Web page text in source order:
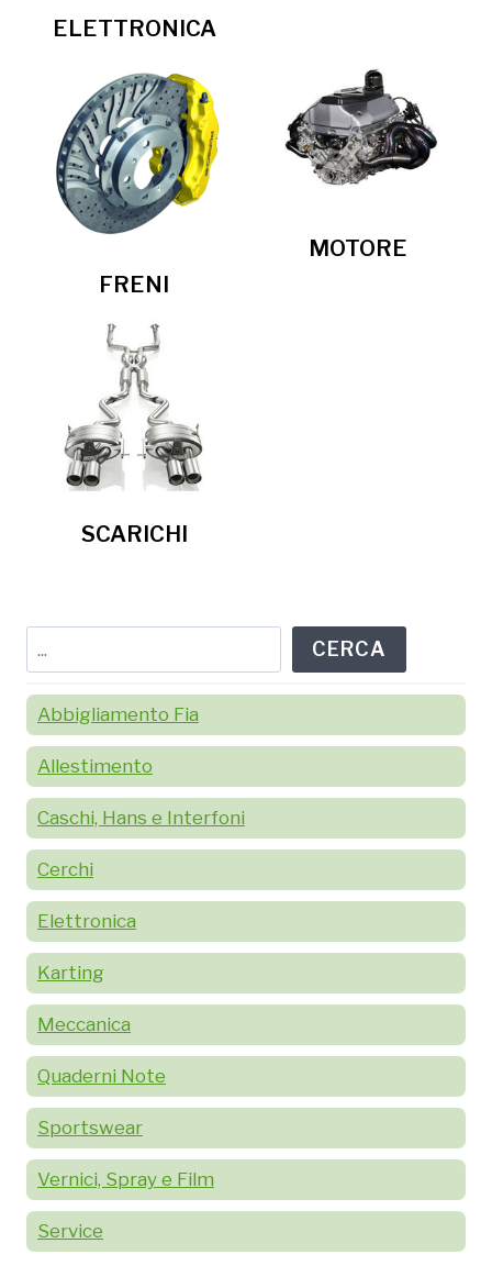
ELETTRONICA
FRENI
MOTORE
SCARICHI
CERCA
Abbigliamento Fia
Allestimento
Caschi, Hans e Interfoni
Cerchi
Elettronica
Karting
Meccanica
Quaderni Note
Sportswear
Vernici, Spray e Film
Service